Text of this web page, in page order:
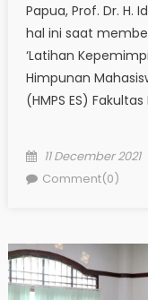
Papua, Prof. Dr. H.
hal ini saat
‘Latihan
Himpunan
(HMPS ES)
Posted
on
11 December 2021
Comment(0)